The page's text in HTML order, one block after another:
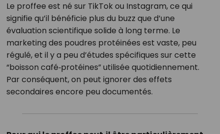
Le proffee est né sur TikTok ou Instagram, ce qui
signifie qu’il bénéficie plus du buzz que d’une
évaluation scientifique solide à long terme. Le
marketing des poudres protéinées est vaste, peu
régulé, et il y a peu d’études spécifiques sur cette
“boisson café‑protéines” utilisée quotidiennement.
Par conséquent, on peut ignorer des effets
secondaires encore peu documentés.